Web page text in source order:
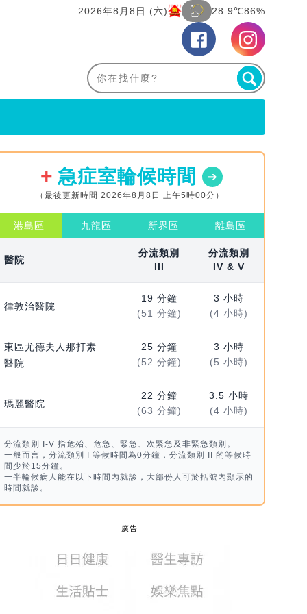
2026年8月8日 (六) 28.9℃86%
急症室輪候時間
（最後更新時間 2026年8月8日 上午5時00分）
港島區 九龍區 新界區 離島區
醫院
分流類別
III
分流類別
IV & V
律敦治醫院
19 分鐘
(51 分鐘)
3 小時
(4 小時)
東區尤德夫人那打素
醫院
25 分鐘
(52 分鐘)
3 小時
(5 小時)
瑪麗醫院
22 分鐘
(63 分鐘)
3.5 小時
(4 小時)
分流類別 I-V 指危殆、危急、緊急、次緊急及非緊急類別。
一般而言，分流類別 I 等候時間為0分鐘，分流類別 II 的等候時
間少於15分鐘。
一半輪候病人能在以下時間內就診，大部份人可於括號內顯示的
時間就診。
廣告